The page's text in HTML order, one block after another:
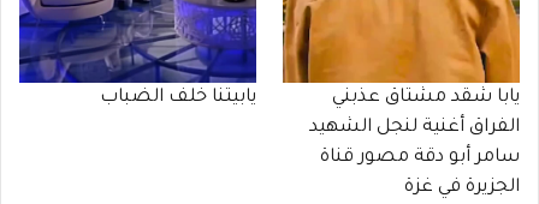
يابا شقد مشتاق عذبني
الفراق أغنية لنجل الشهيد
سامر أبو دقة مصور قناة
الجزيرة في غزة
يابيتنا خلف الضباب